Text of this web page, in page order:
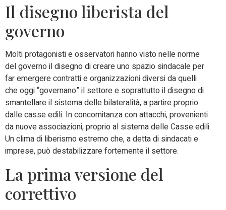
Il disegno liberista del
governo
Molti protagonisti e osservatori hanno visto nelle norme
del governo il disegno di creare uno spazio sindacale per
far emergere contratti e organizzazioni diversi da quelli
che oggi “governano” il settore e soprattutto il disegno di
smantellare il sistema delle bilateralità, a partire proprio
dalle casse edili. In concomitanza con attacchi, provenienti
da nuove associazioni, proprio al sistema delle Casse edili.
Un clima di liberismo estremo che, a detta di sindacati e
imprese, può destabilizzare fortemente il settore.
La prima versione del
correttivo